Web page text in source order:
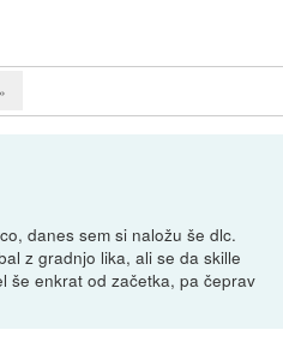
danes sem si naložu še dlc.
z gradnjo lika, ali se da skille
še enkrat od začetka, pa čeprav